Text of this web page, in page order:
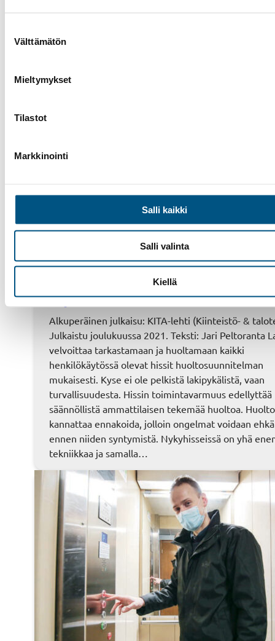
valinta
Välttämätön
Mieltymykset
Tilastot
Markkinointi
Salli kaikki
Salli valinta
Kiellä
Hissihuolto, Hissin modernisointi
Ennakoiva hissihuolto ehkäisee yllättävät
korjauskustannukset
Alkuperäinen julkaisu: KITA-lehti (Kiinteistö- &
Julkaistu joulukuussa 2021. Teksti: Jari Peltoranta
velvoittaa tarkastamaan ja huoltamaan kaikki
henkilökäytössä olevat hissit huoltosuunnitelman
mukaisesti. Kyse ei ole pelkistä lakipykälistä, vaan
turvallisuudesta. Hissin toimintavarmuus edellyttää
säännöllistä ammattilaisen tekemää huoltoa.
kannattaa ennakoida, jolloin ongelmat voidaan
ennen niiden syntymistä. Nykyhisseissä on yhä
tekniikkaa ja samalla…